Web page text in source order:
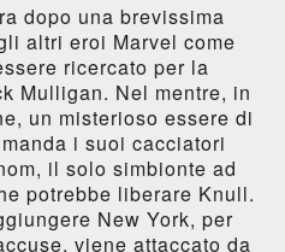
dopo una brevissima
altri eroi Marvel come
ricercato per la
Mulligan. Nel mentre, in
un misterioso essere di
i suoi cacciatori
il solo simbionte ad
potrebbe liberare Knull.
New York, per
viene attaccato da